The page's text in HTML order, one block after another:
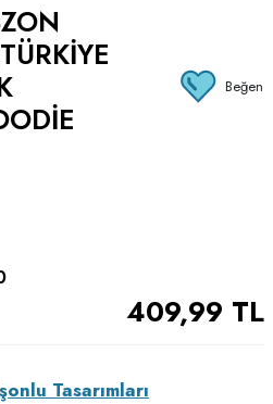
Beğen
409,99 TL
Tasarımları